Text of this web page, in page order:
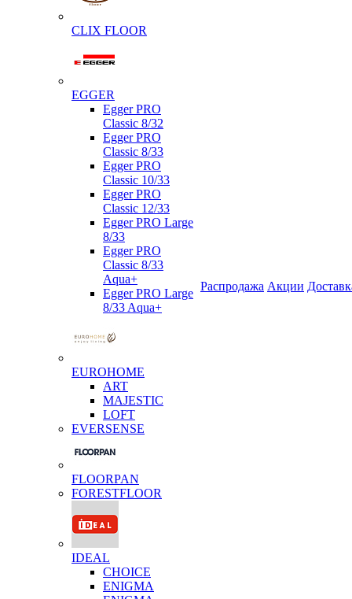
CLIX FLOOR
EGGER
Egger PRO
Classic 8/32
Egger PRO
Classic 8/33
Egger PRO
Classic 10/33
Egger PRO
Classic 12/33
Egger PRO Large
8/33
Egger PRO
Classic 8/33
Aqua+
Egger PRO Large
8/33 Aqua+
EUROHOME
ART
MAJESTIC
LOFT
EVERSENSE
FLOORPAN
FORESTFLOOR
IDEAL
CHOICE
ENIGMA
Распродажа Акции